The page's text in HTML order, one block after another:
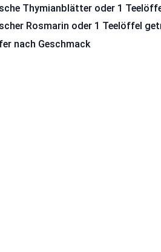
Thymianblätter oder 1
Rosmarin oder 1 Teelöffel
nach Geschmack